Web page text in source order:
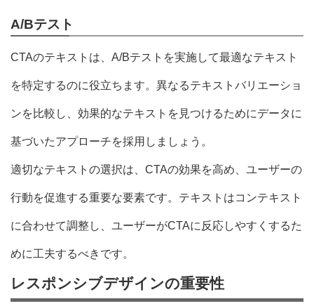
A/Bテスト
CTAのテキストは、A/Bテストを実施して最適なテキスト
を特定するのに役立ちます。異なるテキストバリエーショ
ンを比較し、効果的なテキストを見つけるためにデータに
基づいたアプローチを採用しましょう。
適切なテキストの選択は、CTAの効果を高め、ユーザーの
行動を促進する重要な要素です。テキストはコンテキスト
に合わせて調整し、ユーザーがCTAに反応しやすくするた
めに工夫するべきです。
レスポンシブデザインの重要性